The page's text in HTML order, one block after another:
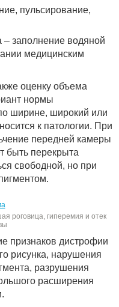
пульсирование,
– заполнение водяной
медицинским
оценку объема
нормы
ширине, широкий или
к патологии. При
передней камеры
быть перекрыта
свободной, но при
роговица, гиперемия и отек
признаков дистрофии
рисунка, нарушения
разрушения
расширения